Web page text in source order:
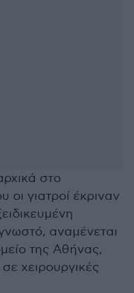
στο
γιατροί έκριναν
αναμένεται
της Αθήνας,
χειρουργικές